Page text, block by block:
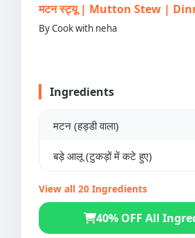
मटन स्ट्यू | Mutton Stew |
By Cook with neha
Ingredients
मटन (हड्डी वाला)
बड़े आलू (टुकड़ों में कटे हुए)
View all 20 Ingredients
40% OFF All